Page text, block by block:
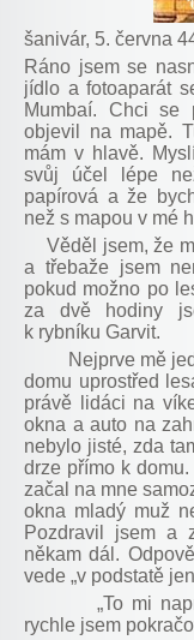
šanivár, 5. června
Ráno jsem se
jídlo a fotoaparát
Mumbaí. Chci se
objevil na mapě.
mám v hlavě.
svůj účel lépe
papírová a že
než s mapou v mé
Věděl jsem, že
a třebaže jsem
pokud možno po
za dvě hodiny
k rybníku Garvit.
Nejprve mě
domu uprostřed
právě lidáci na
okna a auto na
nebylo jisté, zda
drze přímo k
začal na mne
okna mladý muž
Pozdravil jsem a
někam dál.
vede „v podstatě
„To mi
rychle jsem